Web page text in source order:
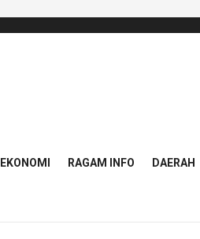
EKONOMI RAGAM INFO DAERAH